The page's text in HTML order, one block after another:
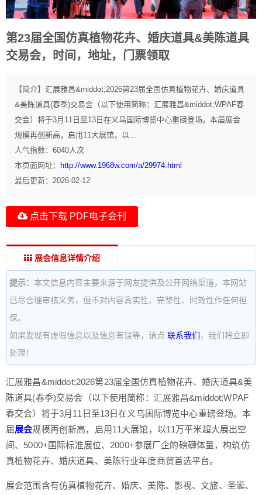
第23届全国仿真植物花卉、婚庆道具&美陈道具
交易会，时间，地址，门票领取
【简介】 汇展雅昌&middot;2026第23届全国仿真植物花卉、婚庆道具
&美陈道具(春季)交易会（以下使用简称：汇展雅昌&middot;WPAF春
交会）将于3月11日至13日在义乌国际博览中心重磅登场。本届展会
规模再创新高，启用11大展馆，以...
人气指数： 6040人次
本页面网址：
http://www.1968w.com/a/29974.html
最后更新： 2026-02-12
点击下载 PDF电子会刊
展会信息详情介绍
提示： 本文信息内容主要来源于网友提供及公开网络渠道，本网站
已尽合理审核义务，但不对内容真实性、完整性、时效性作任何担
保。
如果发现有虚假信息以及信息有误等，请点 联系我们 ，我们将立即
处理！
汇展雅昌&middot;2026第23届全国仿真植物花卉、婚庆道具&美
陈道具(春季)交易会（以下使用简称：汇展雅昌&middot;WPAF
春交会）将于3月11日至13日在义乌国际博览中心重磅登场。本
届展会规模再创新高，启用11大展馆，以11万平米超大展出空
间、5000+国际标准展位、2000+参展厂企的磅礴体量，构筑仿
真植物花卉、婚庆道具、美陈行业年度商贸首选平台。
展会范围含有仿真植物花卉、婚庆、美陈、影视、文旅、圣诞、